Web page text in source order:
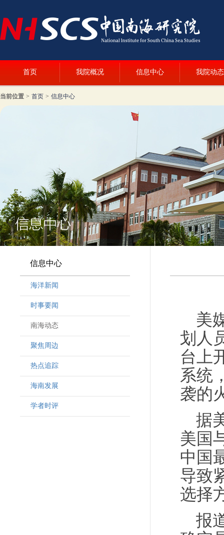
首页 我院概况 信息中心 我院动态
当前位置 > 首页 > 信息中心
信息中心
海洋新闻
时事要闻
南海动态
聚焦周边
热点追踪
海南发展
学者时评
美
划人
台上
系统
袭的
据
美国
中国
导致
选择
报